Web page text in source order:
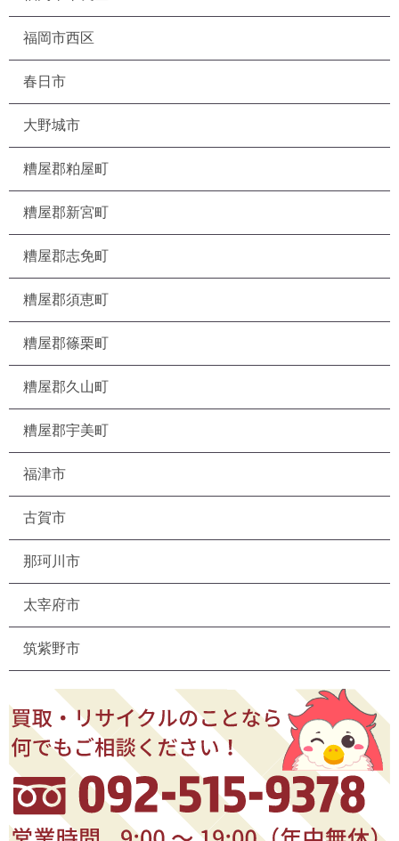
福岡市西区
春日市
大野城市
糟屋郡粕屋町
糟屋郡新宮町
糟屋郡志免町
糟屋郡須恵町
糟屋郡篠栗町
糟屋郡久山町
糟屋郡宇美町
福津市
古賀市
那珂川市
太宰府市
筑紫野市